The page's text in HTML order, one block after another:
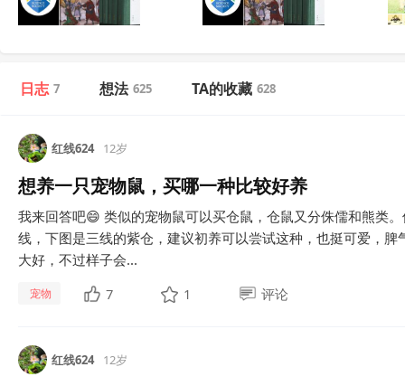
日志 7 想法 625 TA的收藏 628
红线624 12岁
想养一只宠物鼠，买哪一种比较好养
我来回答吧😄 类似的宠物鼠可以买仓鼠，仓鼠又分侏儒和熊类
线，下图是三线的紫仓，建议初养可以尝试这种，也挺可爱，
大好，不过样子会...
宠物 7 1 评论
红线624 12岁